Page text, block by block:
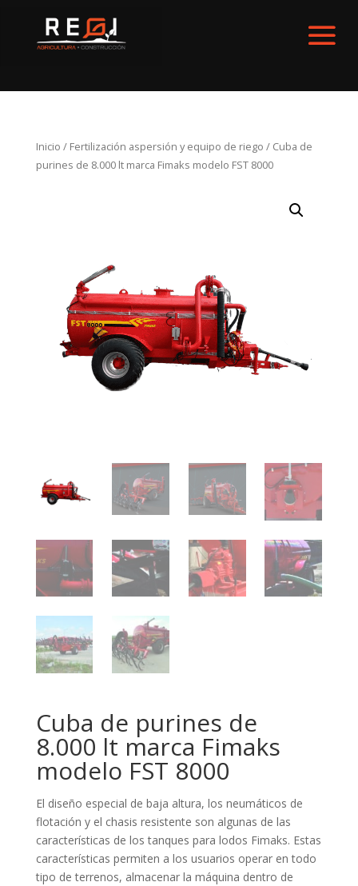
Inicio / Fertilización aspersión y equipo de riego / Cuba de
purines de 8.000 lt marca Fimaks modelo FST 8000
Cuba de purines de
8.000 lt marca Fimaks
modelo FST 8000
El diseño especial de baja altura, los neumáticos de
flotación y el chasis resistente son algunas de las
características de los tanques para lodos Fimaks. Estas
características permiten a los usuarios operar en todo
tipo de terrenos, almacenar la máquina dentro de